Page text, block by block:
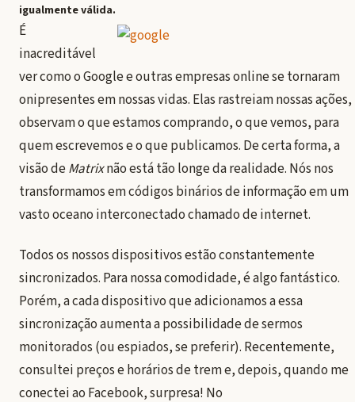
igualmente válida.
É
inacreditável
ver como o Google e outras empresas online se tornaram
onipresentes em nossas vidas. Elas rastreiam nossas ações,
observam o que estamos comprando, o que vemos, para
quem escrevemos e o que publicamos. De certa forma, a
visão deMatrixnão está tão longe da realidade. Nós nos
transformamos em códigos binários de informação em um
vasto oceano interconectado chamado de internet.
Todos os nossos dispositivos estão constantemente
sincronizados. Para nossa comodidade, é algo fantástico.
Porém, a cada dispositivo que adicionamos a essa
sincronização aumenta a possibilidade de sermos
monitorados (ou espiados, se preferir). Recentemente,
consultei preços e horários de trem e, depois, quando me
conectei ao Facebook, surpresa! No